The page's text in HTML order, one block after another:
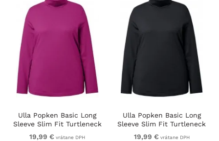
Ulla Popken Basic Long
Sleeve Slim Fit Turtleneck
Berry
19,99 € vrátane DPH
Ulla Popken Basic Long
Sleeve Slim Fit Turtleneck
Black
19,99 € vrátane DPH